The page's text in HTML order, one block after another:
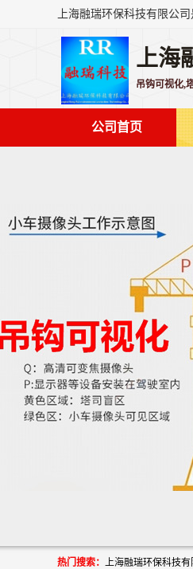
上海
吊钩可视化,
公司首页
热门搜索：